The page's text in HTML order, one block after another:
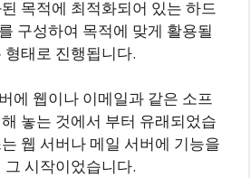
목적에 최적화되어 있는 하드
구성하여 목적에 맞게 활용될
태로 진행됩니다.
에 웹이나 이메일과 같은 소프
놓는 것에서 부터 유래되었습
웹 서버나 메일 서버에 기능을
시작이었습니다.